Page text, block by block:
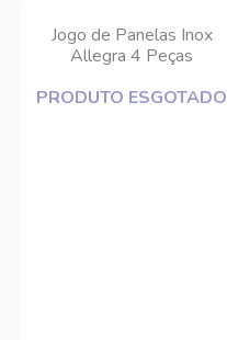
Jogo de Panelas Inox
Allegra 4 Peças
PRODUTO ESGOTADO